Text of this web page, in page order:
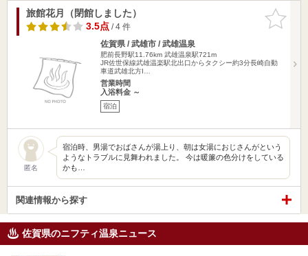
お気に入
りに追加
旅館花月（閉館しました）
3.5点/ 4 件
佐賀県 / 武雄市 / 武雄温泉
肥前長野駅11.76km 武雄温泉駅721m
JR佐世保線武雄温楽駅北出口からタクシー約3分長崎自動
車道武雄北方I…
営業時間
入浴料金 ～
宿泊
匿名
宿泊時、男湯でおばさんが湯上り、朝は女湯におじさんがという
ようなトラブルに見舞われました。 今は暖簾の色分けをしている
かも…
関連情報から探す
佐賀県のニフティ温泉ニュース